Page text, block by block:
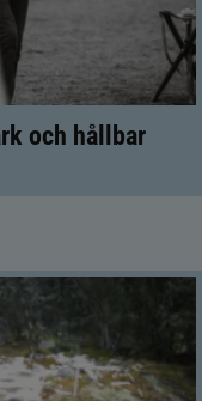
och hållbar